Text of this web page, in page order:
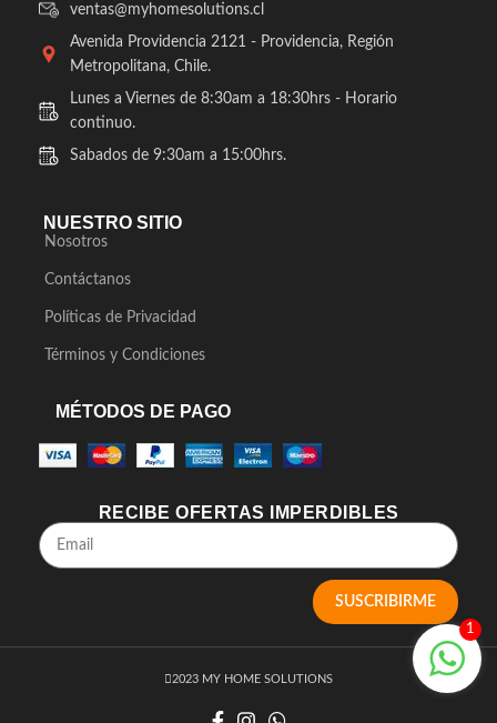
ventas@myhomesolutions.cl
Avenida Providencia 2121 - Providencia, Región
Metropolitana, Chile.
Lunes a Viernes de 8:30am a 18:30hrs - Horario
continuo.
Sabados de 9:30am a 15:00hrs.
NUESTRO SITIO
Nosotros
Contáctanos
Políticas de Privacidad
Términos y Condiciones
MÉTODOS DE PAGO
RECIBE OFERTAS IMPERDIBLES
SUSCRIBIRME
2023 MY HOME SOLUTIONS
1